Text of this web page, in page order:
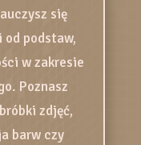
się
podstaw,
w zakresie
Poznasz
zdjęć,
barw czy